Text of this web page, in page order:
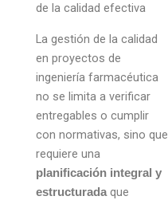
de la calidad efectiva
La gestión de la calidad
en proyectos de
ingeniería farmacéutica
no se limita a verificar
entregables o cumplir
con normativas, sino que
requiere una
planificación integral y
estructuradaque